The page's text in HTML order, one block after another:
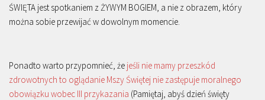
ŚWIĘTA jest spotkaniem z ŻYWYM BOGIEM, a nie z obrazem, który
można sobie przewijać w dowolnym momencie.
Ponadto warto przypomnieć, że jeśli nie mamy przeszkód
zdrowotnych to oglądanie Mszy Świętej nie zastępuje moralnego
obowiązku wobec III przykazania (Pamiętaj, abyś dzień święty